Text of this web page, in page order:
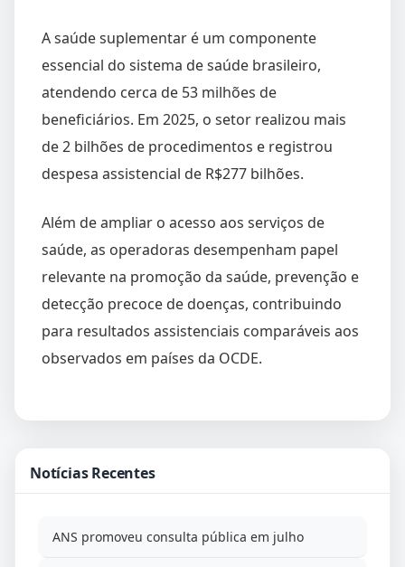
A saúde suplementar é um componente
essencial do sistema de saúde brasileiro,
atendendo cerca de 53 milhões de
beneficiários. Em 2025, o setor realizou mais
de 2 bilhões de procedimentos e registrou
despesa assistencial de R$277 bilhões.
Além de ampliar o acesso aos serviços de
saúde, as operadoras desempenham papel
relevante na promoção da saúde, prevenção e
detecção precoce de doenças, contribuindo
para resultados assistenciais comparáveis aos
observados em países da OCDE.
Notícias Recentes
ANS promoveu consulta pública em julho